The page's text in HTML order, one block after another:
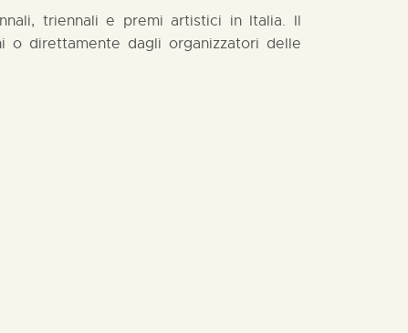
triennali e premi artistici in Italia. Il
o direttamente dagli organizzatori delle